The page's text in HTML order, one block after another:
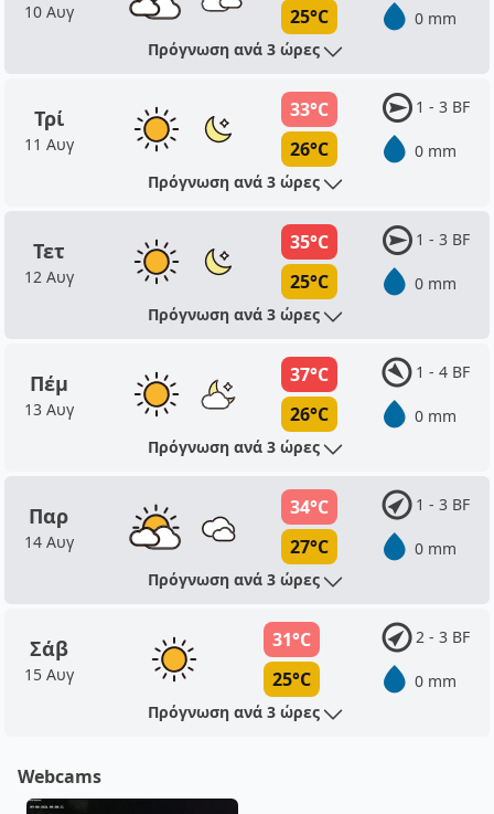
10 Αυγ
25°C
0 mm
Πρόγνωση ανά 3 ώρες
Τρί
11 Αυγ
33°C
26°C
1 - 3 BF
0 mm
Πρόγνωση ανά 3 ώρες
Τετ
12 Αυγ
35°C
25°C
1 - 3 BF
0 mm
Πρόγνωση ανά 3 ώρες
Πέμ
13 Αυγ
37°C
26°C
1 - 4 BF
0 mm
Πρόγνωση ανά 3 ώρες
Παρ
14 Αυγ
34°C
27°C
1 - 3 BF
0 mm
Πρόγνωση ανά 3 ώρες
Σάβ
15 Αυγ
31°C
25°C
2 - 3 BF
0 mm
Πρόγνωση ανά 3 ώρες
Webcams